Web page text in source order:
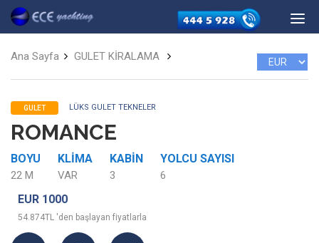
Ana Sayfa GULET KİRALAMA
GULET LÜKS GULET TEKNELER
ROMANCE
BOYU
22 M
KLIMA
VAR
KABIN
3
YOLCU SAYISI
6
EUR 1000
54.874TL 'den başlayan fiyatlarla